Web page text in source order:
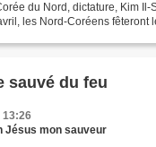
du Nord, dictature, Kim Il-
les Nord-Coréens fêteront
sauvé du feu
13:26
Jésus mon sauveur